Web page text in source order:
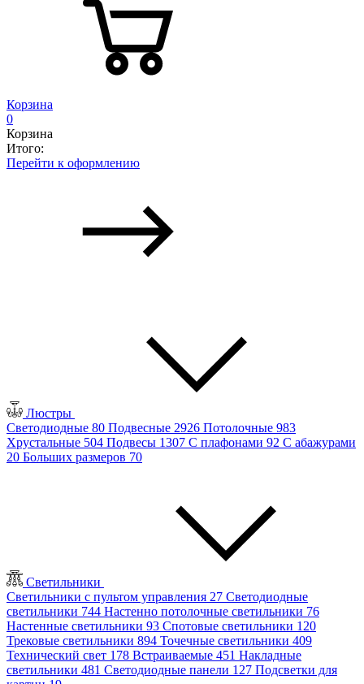
Корзина
0
Корзина
Итого:
Перейти к оформлению
Люстры
Светодиодные 80 Подвесные 2926 Потолочные 983
Хрустальные 504 Подвесы 1307 С плафонами 92 С абажурами
20 Больших размеров 70
Светильники
Светильники с пультом управления 27 Светодиодные
светильники 744 Настенно потолочные светильники 76
Настенные светильники 93 Спотовые светильники 120
Трековые светильники 894 Точечные светильники 409
Технический свет 178 Встраиваемые 451 Накладные
светильники 481 Светодиодные панели 127 Подсветки для